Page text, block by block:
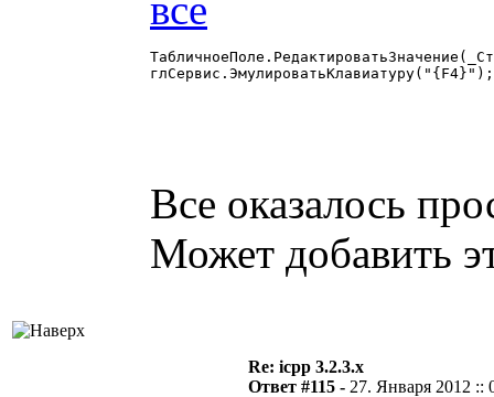
глСервис.ЭмулироватьКлавиатуру("{F4}");
Все оказалось
Может добавить
Re: icpp 3.2.3.x
Ответ #115 - 27. Января 2012 ::